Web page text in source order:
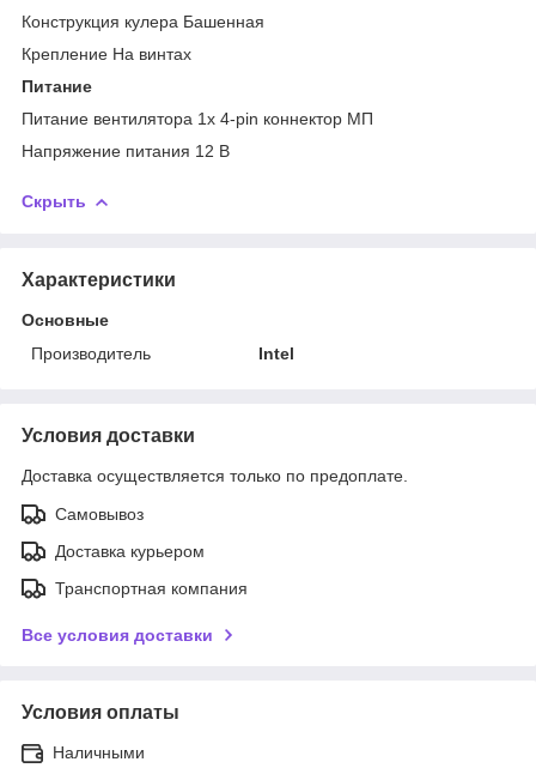
Конструкция кулера Башенная
Крепление На винтах
Питание
Питание вентилятора 1x 4-pin коннектор МП
Напряжение питания 12 В
Скрыть
Характеристики
Основные
Производитель
Intel
Условия доставки
Доставка осуществляется только по предоплате.
Самовывоз
Доставка курьером
Транспортная компания
Все условия доставки
Условия оплаты
Наличными